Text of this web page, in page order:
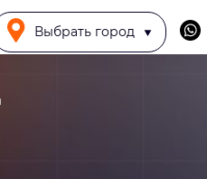
Выбрать город